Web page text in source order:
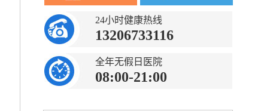
24小时健康热线
13206733116
全年无假日医院
08:00-21:00